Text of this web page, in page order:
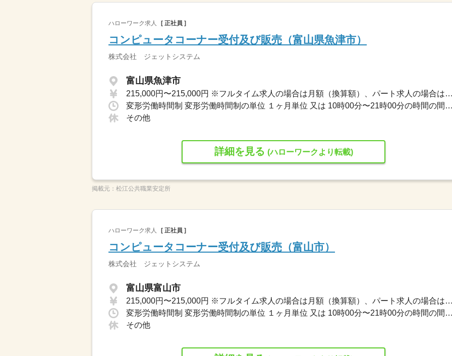
ハローワーク求人 [ 正社員 ]
コンピュータコーナー受付及び販売（富山県魚津市）
株式会社 ジェットシステム
富山県魚津市
215,000円〜215,000円 ※フルタイム求人の場合は月額（換算額）、パート求人の場合は時間額を表示しています。
変形労働時間制 変形労働時間制の単位 １ヶ月単位 又は 10時00分〜21時00分の時間の間の8時間程度 就業時間に関する特記事項 特別条項付き協定締結済
その他
詳細を見る (ハローワークより転載)
掲載元： 松江公共職業安定所
ハローワーク求人 [ 正社員 ]
コンピュータコーナー受付及び販売（富山市）
株式会社 ジェットシステム
富山県富山市
215,000円〜215,000円 ※フルタイム求人の場合は月額（換算額）、パート求人の場合は時間額を表示しています。
変形労働時間制 変形労働時間制の単位 １ヶ月単位 又は 10時00分〜21時00分の時間の間の8時間程度
その他